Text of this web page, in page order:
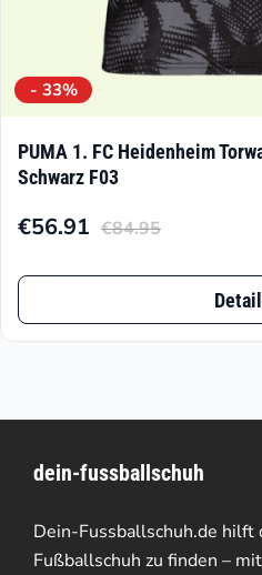
- 33%
PUMA 1. FC Heidenheim
Schwarz F03
€84.95
Ursprünglicher
Preis
€84.95
€56.91
Aktueller
Preis
€56.91.
Dieses
Produkt
auf.
Die
Optionen
dein-fussballschuh
Dein-Fussballschuh.de hilft
Fußballschuh zu finden –